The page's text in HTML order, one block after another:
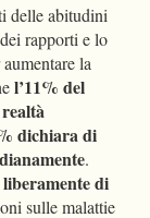
delle abitudini
rapporti e lo
la
l’11% del
dichiara di
.
di
sulle malattie